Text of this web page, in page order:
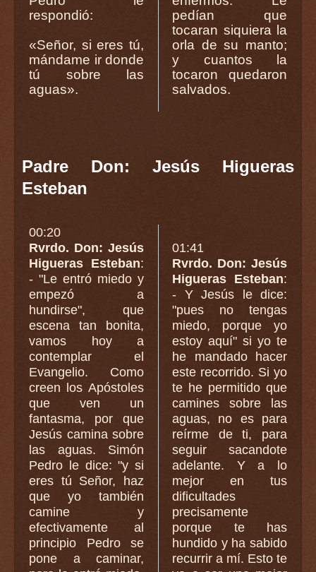
respondió:
«Señor, si eres tú,
mándame ir donde
tú sobre las
aguas».
pedían que
tocaran siquiera la
orla de su manto;
y cuantos la
tocaron quedaron
salvados.
Padre Don: Jesús Higueras
Esteban
00:20
Rvrdo. Don: Jesús
Higueras Esteban:
- "Le entró miedo y
empezó a
hundirse", que
escena tan bonita,
vamos hoy a
contemplar el
Evangelio. Como
creen los Apóstoles
que ven un
fantasma, por que
Jesús camina sobre
las aguas. Simón
Pedro le dice: "y si
eres tú Señor, haz
que yo también
camine y
efectivamente al
principio Pedro se
pone a caminar,
01:41
Rvrdo. Don: Jesús
Higueras Esteban:
- Y Jesús le dice:
"pues no tengas
miedo, porque yo
estoy aquí" si yo te
he mandado hacer
este recorrido. Si yo
te he permitido que
camines sobre las
aguas, no es para
reírme de ti, para
seguir sacandote
adelante. Y a lo
mejor en tus
dificultades
precisamente
porque te has
hundido y ha sabido
recurrir a mí. Esto te